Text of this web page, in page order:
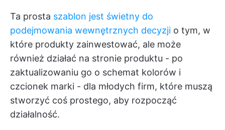
Ta prosta szablon jest świetny do
podejmowania wewnętrznych decyzji o tym, w
które produkty zainwestować, ale może
również działać na stronie produktu - po
zaktualizowaniu go o schemat kolorów i
czcionek marki - dla młodych firm, które muszą
stworzyć coś prostego, aby rozpocząć
działalność.